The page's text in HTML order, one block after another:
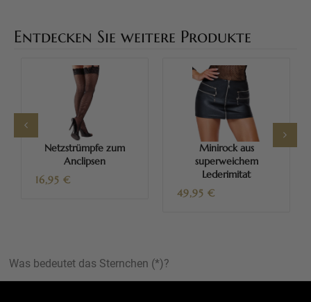
Entdecken Sie weitere Produkte
Netzstrümpfe zum
Anclipsen
16,95 €
Minirock aus
superweichem
Lederimitat
49,95 €
Was bedeutet das Sternchen (*)?